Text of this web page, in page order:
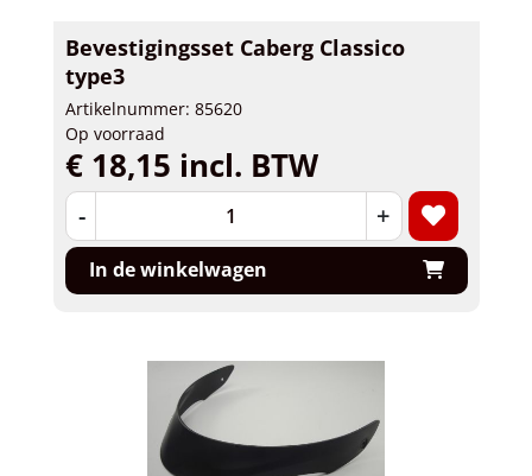
Bevestigingsset Caberg Classico
type3
Artikelnummer: 85620
Op voorraad
€ 18,15 incl. BTW
- +
In de winkelwagen